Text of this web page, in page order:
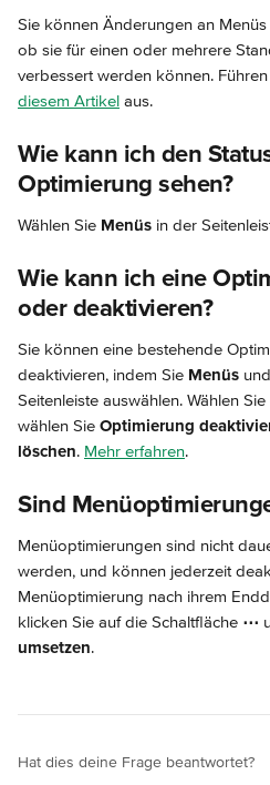
Sie können Änderungen an
ob sie für einen oder mehrere
verbessert werden können.
diesem Artikel aus.
Wie kann ich den
Optimierung sehen?
Wählen Sie Menüs in der
Wie kann ich eine
oder deaktivieren?
Sie können eine bestehende
deaktivieren, indem Sie Menüs
Seitenleiste auswählen. Wählen
wählen Sie Optimierung
löschen. Mehr erfahren.
Sind
Menüoptimierungen sind nicht
werden, und können jederzeit
Menüoptimierung nach ihrem
klicken Sie auf die Schaltfläche ⋯
umsetzen.
Hat dies deine Frage beantwortet?